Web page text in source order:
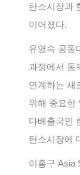
탄소시장과
이어졌다.
유영숙 공동
과정에서 동
연계하는 새
위해 중요한
다배출국인
탄소시장에
이홍구 Asia